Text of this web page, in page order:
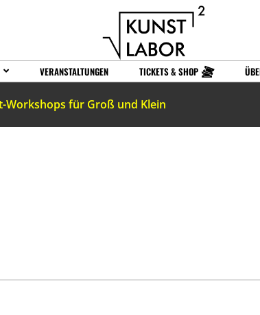
VERANSTALTUNGEN TICKETS & SHOP
Workshops für Groß und Klein